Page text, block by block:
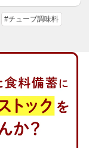
#チューブ調味料